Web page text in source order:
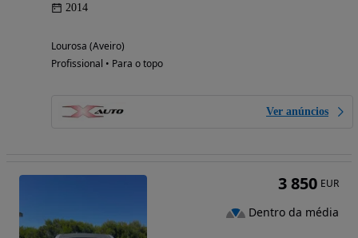
2014
Lourosa (Aveiro)
Profissional • Para o topo
Ver anúncios
3 850 EUR
Dentro da média